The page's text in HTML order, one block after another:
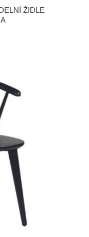
ŽIDLE